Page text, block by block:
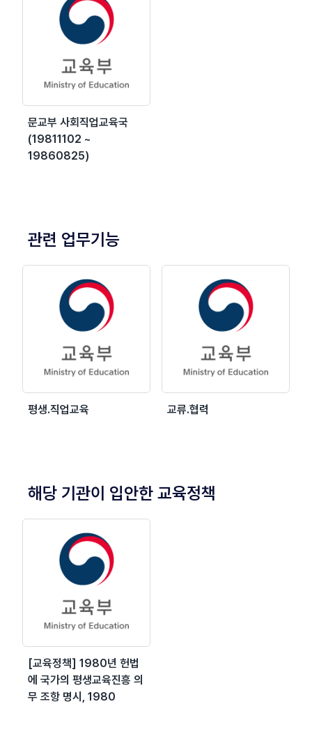
문교부 사회직업교육국
(19811102 ~
19860825)
관련 업무기능
평생.직업교육 교류.협력
해당 기관이 입안한 교육정책
[교육정책] 1980년 헌법
에 국가의 평생교육진흥 의
무 조항 명시, 1980